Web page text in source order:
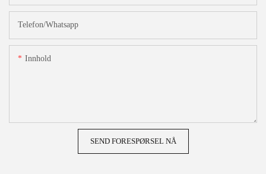
Telefon/whatsapp
Innhold
SEND FORESPØRSEL NÅ